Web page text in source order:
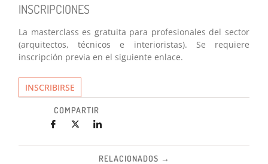
INSCRIPCIONES
La masterclass es gratuita para profesionales del sector
(arquitectos, técnicos e interioristas). Se requiere
inscripción previa en el siguiente enlace.
INSCRIBIRSE
COMPARTIR
RELACIONADOS →